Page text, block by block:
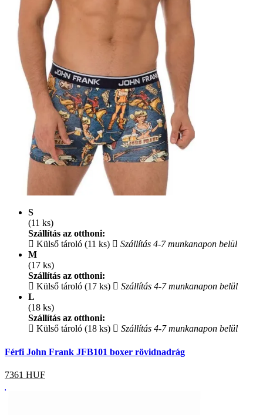
S
(11 ks)
Szállítás az otthoni:
Külső tároló (11 ks)
Szállítás 4-7 munkanapon belül
M
(17 ks)
Szállítás az otthoni:
Külső tároló (17 ks)
Szállítás 4-7 munkanapon belül
L
(18 ks)
Szállítás az otthoni:
Külső tároló (18 ks)
Szállítás 4-7 munkanapon belül
Férfi John Frank JFB101 boxer rövidnadrág
7361 HUF